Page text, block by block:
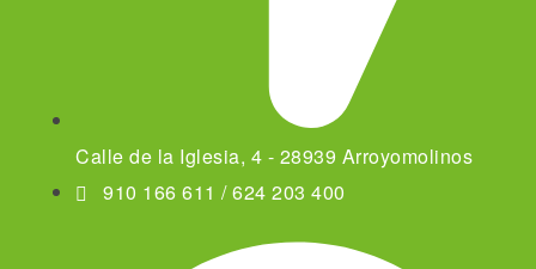
Calle de la Iglesia, 4 - 28939 Arroyomolinos
910 166 611 / 624 203 400